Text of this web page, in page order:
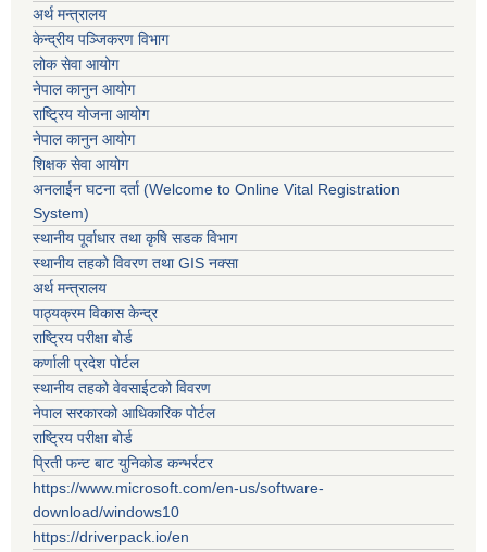
अर्थ मन्त्रालय
केन्द्रीय पञ्जिकरण विभाग
लोक सेवा आयोग
नेपाल कानुन आयोग
राष्ट्रिय योजना आयोग
नेपाल कानुन आयोग
शिक्षक सेवा आयोग
अनलाईन घटना दर्ता (Welcome to Online Vital Registration
System)
स्थानीय पूर्वाधार तथा कृषि सडक विभाग
स्थानीय तहको विवरण तथा GIS नक्सा
अर्थ मन्त्रालय
पाठ्यक्रम विकास केन्द्र
राष्ट्रिय परीक्षा बोर्ड
कर्णाली प्रदेश पोर्टल
स्थानीय तहको वेवसाईटको विवरण
नेपाल सरकारको आधिकारिक पोर्टल
राष्ट्रिय परीक्षा बोर्ड
प्रिती फन्ट बाट युनिकोड कन्भर्रटर
https://www.microsoft.com/en-us/software-
download/windows10
https://driverpack.io/en